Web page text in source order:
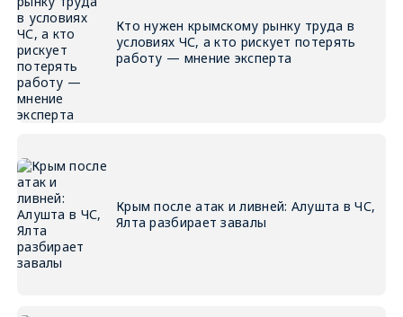
Кто нужен крымскому рынку труда в
условиях ЧС, а кто рискует потерять
работу — мнение эксперта
Крым после атак и ливней: Алушта в ЧС,
Ялта разбирает завалы